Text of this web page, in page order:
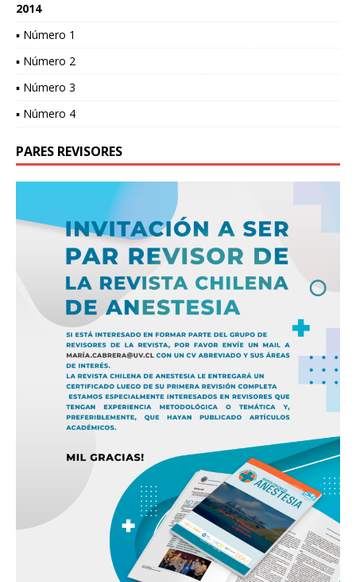
2014
▪ Número 1
▪ Número 2
▪ Número 3
▪ Número 4
PARES REVISORES